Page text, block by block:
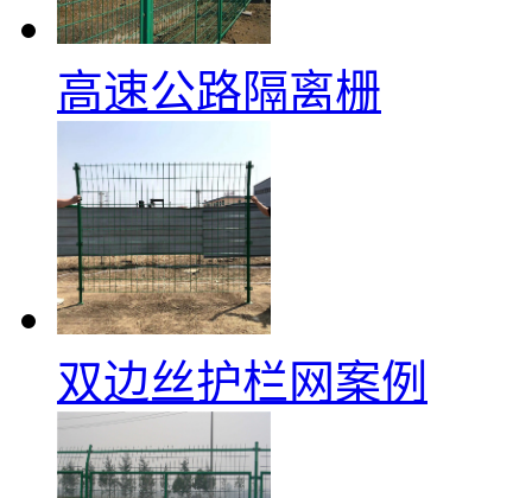
高速公路隔离栅
双边丝护栏网案例